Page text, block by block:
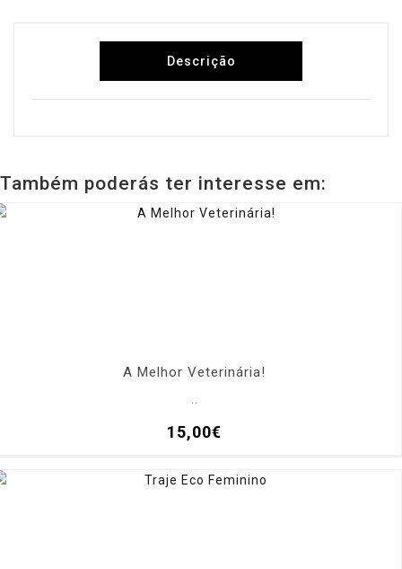
Descrição
Também poderás ter interesse em:
A Melhor Veterinária!
15,00€